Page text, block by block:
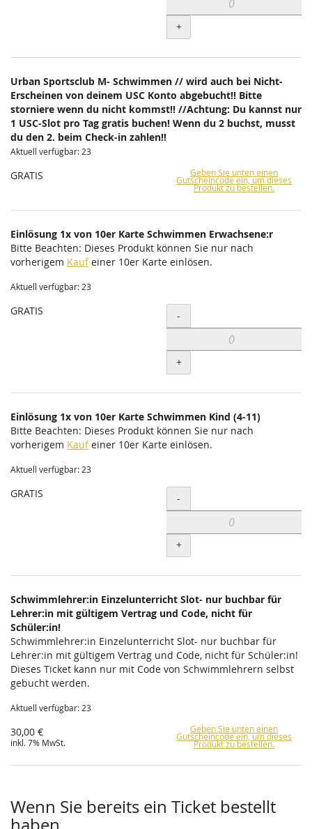
+
Urban Sportsclub M- Schwimmen // wird auch bei Nicht-
Erscheinen von deinem USC Konto abgebucht!! Bitte
storniere wenn du nicht kommst!! //Achtung: Du kannst nur
1 USC-Slot pro Tag gratis buchen! Wenn du 2 buchst, musst
du den 2. beim Check-in zahlen!!
Aktuell verfügbar: 23
GRATIS Geben Sie unten einen
Gutscheincode ein, um dieses
Produkt zu bestellen.
Einlösung 1x von 10er Karte Schwimmen Erwachsene:r
Bitte Beachten: Dieses Produkt können Sie nur nach
vorherigem Kaufeiner 10er Karte einlösen.
Aktuell verfügbar: 23
GRATIS Menge
-
+
Einlösung 1x von 10er Karte Schwimmen Kind (4-11)
Bitte Beachten: Dieses Produkt können Sie nur nach
vorherigem Kaufeiner 10er Karte einlösen.
Aktuell verfügbar: 23
GRATIS Menge
-
+
Schwimmlehrer:in Einzelunterricht Slot- nur buchbar für
Lehrer:in mit gültigem Vertrag und Code, nicht für
Schüler:in!
Schwimmlehrer:in Einzelunterricht Slot- nur buchbar für
Lehrer:in mit gültigem Vertrag und Code, nicht für Schüler:in!
Dieses Ticket kann nur mit Code von Schwimmlehrern selbst
gebucht werden.
Aktuell verfügbar: 23
30,00 €
inkl. 7% MwSt.
Geben Sie unten einen
Gutscheincode ein, um dieses
Produkt zu bestellen.
Wenn Sie bereits ein Ticket bestellt